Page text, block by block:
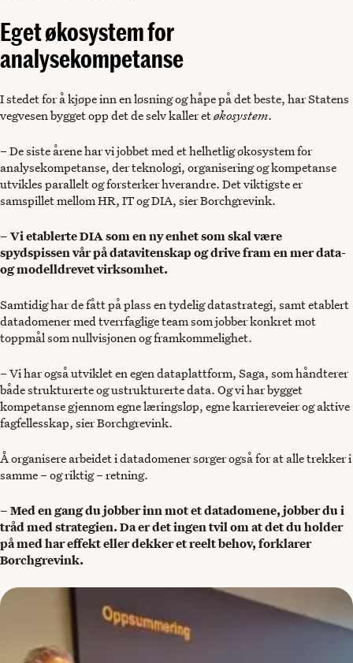
Eget økosystem for
analysekompetanse
I stedet for å kjøpe inn en løsning og håpe på det beste, har Statens
vegvesen bygget opp det de selv kaller etøkosystem.
– De siste årene har vi jobbet med et helhetlig økosystem for
analysekompetanse, der teknologi, organisering og kompetanse
utvikles parallelt og forsterker hverandre. Det viktigste er
samspillet mellom HR, IT og DIA, sier Borchgrevink.
– Vi etablerte DIA som en ny enhet som skal være
spydspissen vår på datavitenskap og drive fram en mer data-
og modelldrevet virksomhet.
Samtidig har de fått på plass en tydelig datastrategi, samt etablert
datadomener med tverrfaglige team som jobber konkret mot
toppmål som nullvisjonen og framkommelighet.
– Vi har også utviklet en egen dataplattform, Saga, som håndterer
både strukturerte og ustrukturerte data. Og vi har bygget
kompetanse gjennom egne læringsløp, egne karriereveier og aktive
fagfellesskap, sier Borchgrevink.
Å organisere arbeidet i datadomener sørger også for at alle trekker i
samme – og riktig – retning.
– Med en gang du jobber inn mot et datadomene, jobber du i
tråd med strategien. Da er det ingen tvil om at det du holder
på med har effekt eller dekker et reelt behov, forklarer
Borchgrevink.